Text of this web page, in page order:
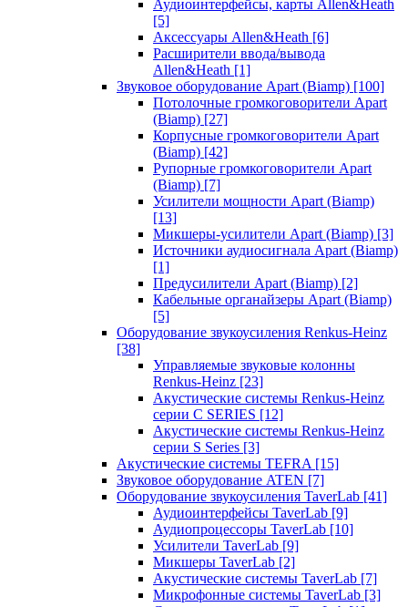
Аудиоинтерфейсы, карты Allen&Heath
[5]
Аксессуары Allen&Heath [6]
Расширители ввода/вывода
Allen&Heath [1]
Звуковое оборудование Apart (Biamp) [100]
Потолочные громкоговорители Apart
(Biamp) [27]
Корпусные громкоговорители Apart
(Biamp) [42]
Рупорные громкоговорители Apart
(Biamp) [7]
Усилители мощности Apart (Biamp)
[13]
Микшеры-усилители Apart (Biamp) [3]
Источники аудиосигнала Apart (Biamp)
[1]
Предусилители Apart (Biamp) [2]
Кабельные органайзеры Apart (Biamp)
[5]
Оборудование звукоусиления Renkus-Heinz
[38]
Управляемые звуковые колонны
Renkus-Heinz [23]
Акустические системы Renkus-Heinz
серии C SERIES [12]
Акустические системы Renkus-Heinz
серии S Series [3]
Акустические системы TEFRA [15]
Звуковое оборудование ATEN [7]
Оборудование звукоусиления TaverLab [41]
Аудиоинтерфейсы TaverLab [9]
Аудиопроцессоры TaverLab [10]
Усилители TaverLab [9]
Микшеры TaverLab [2]
Акустические системы TaverLab [7]
Микрофонные системы TaverLab [3]